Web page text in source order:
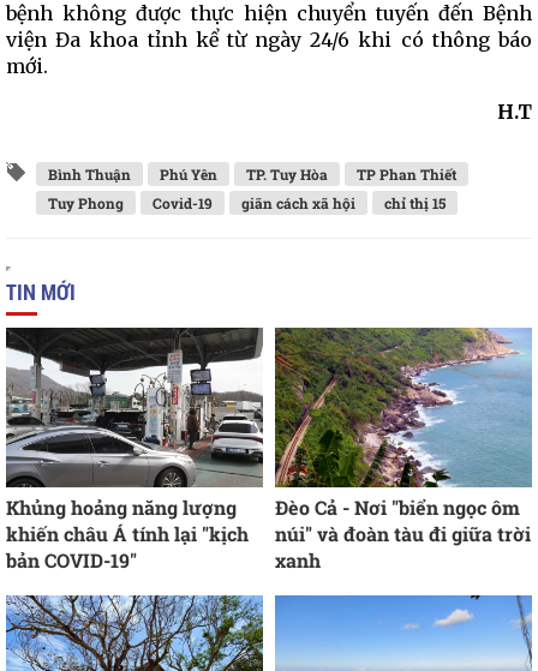
bệnh không được thực hiện chuyển tuyến đến Bệnh
viện Đa khoa tỉnh kể từ ngày 24/6 khi có thông báo
mới.
H.T
Bình Thuận Phú Yên TP. Tuy Hòa
TP Phan Thiết
Tuy Phong
Covid-19 giãn cách xã hội chỉ thị 15
TIN MỚI
Khủng hoảng năng lượng
khiến châu Á tính lại "kịch
bản COVID-19"
Đèo Cả - Nơi "biển ngọc ôm
núi" và đoàn tàu đi giữa trời
xanh